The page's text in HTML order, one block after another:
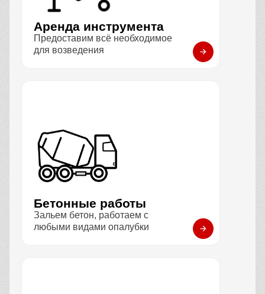
Аренда инструмента
Предоставим всё необходимое
для возведения
Бетонные работы
Зальем бетон, работаем с
любыми видами опалубки